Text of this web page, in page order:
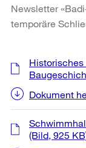
Newsletter
temporäre
Weitere
Historisches
Dokument
(Bild, 925